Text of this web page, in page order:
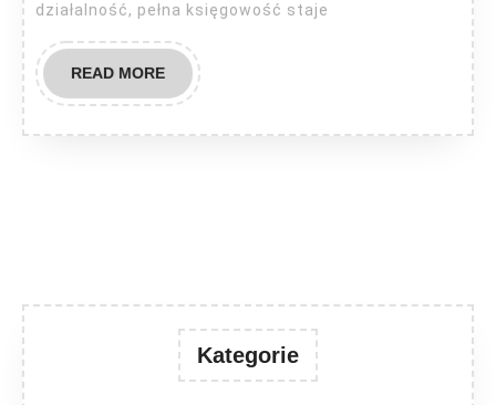
działalność, pełna księgowość staje
READ MOREREAD
MORE
Kategorie